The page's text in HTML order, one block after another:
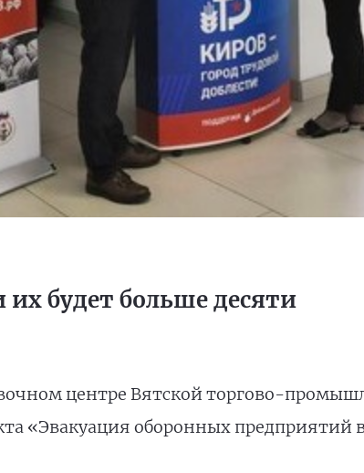
будет больше десяти
центре Вятской торгово-
«Эвакуация оборонных предприятий